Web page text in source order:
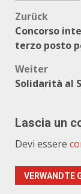
Zurück
Concorso
terzo posto
Weiter
Solidarità al
Lascia un
Devi essere
VERWANDTE